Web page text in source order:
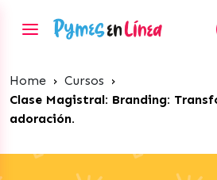
Home › Cursos ›
Clase Magistral: Branding:
adoración.